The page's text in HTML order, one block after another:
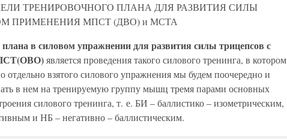
ТРЕНИРОВОЧНОГО ПЛАНА ДЛЯ РАЗВИТИЯ СИЛЫ
ПРИМЕНЕНИЯ МПСТ (ДВО) и МСТА
в силовом упражнении для развития силы трицепсов с
является проведения такого силового тренинга, в котором
взятого силового упражнения мы будем поочередно и
в нем на тренируемую группу мышц тремя парами основных
силового тренинга, т. е. БИ – баллистико – изометрическим,
и НБ – негативно – баллистическим.